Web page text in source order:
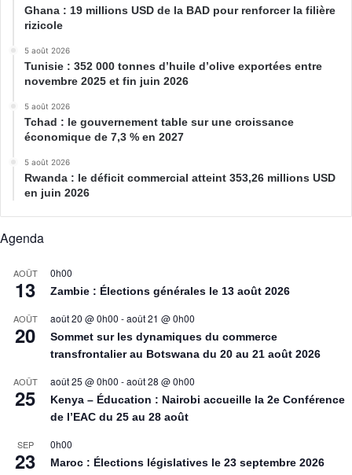
Ghana : 19 millions USD de la BAD pour renforcer la filière
rizicole
5 août 2026
Tunisie : 352 000 tonnes d’huile d’olive exportées entre
novembre 2025 et fin juin 2026
5 août 2026
Tchad : le gouvernement table sur une croissance
économique de 7,3 % en 2027
5 août 2026
Rwanda : le déficit commercial atteint 353,26 millions USD
en juin 2026
Agenda
AOÛT
13
0h00
Zambie : Élections générales le 13 août 2026
AOÛT
20
août 20 @ 0h00 -août 21 @ 0h00
Sommet sur les dynamiques du commerce
transfrontalier au Botswana du 20 au 21 août 2026
AOÛT
25
août 25 @ 0h00 -août 28 @ 0h00
Kenya – Éducation : Nairobi accueille la 2e Conférence
de l’EAC du 25 au 28 août
SEP
23
0h00
Maroc : Élections législatives le 23 septembre 2026